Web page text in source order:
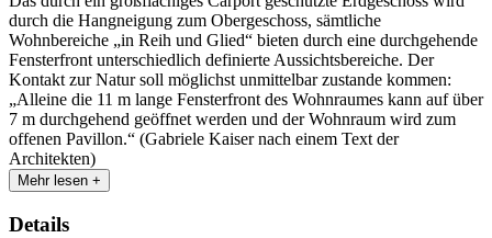
durch die Hangneigung zum Obergeschoss, sämtliche
Wohnbereiche „in Reih und Glied“ bieten durch eine durchgehende
Fensterfront unterschiedlich definierte Aussichtsbereiche. Der
Kontakt zur Natur soll möglichst unmittelbar zustande kommen:
„Alleine die 11 m lange Fensterfront des Wohnraumes kann auf über
7 m durchgehend geöffnet werden und der Wohnraum wird zum
offenen Pavillon.“ (Gabriele Kaiser nach einem Text der
Architekten)
Mehr lesen +
Details